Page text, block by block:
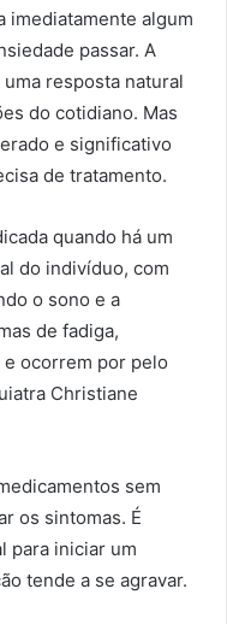
imediatamente algum
passar. A
resposta natural
do cotidiano. Mas
e significativo
de tratamento.
quando há um
do indivíduo, com
o sono e a
de fadiga,
ocorrem por pelo
Christiane
sem
os sintomas. É
para iniciar um
tende a se agravar.